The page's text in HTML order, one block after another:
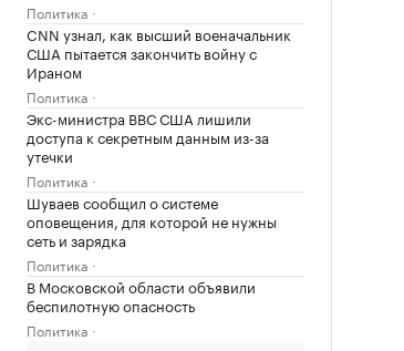
Политика
CNN узнал, как высший военачальник
США пытается закончить войну с
Ираном
Политика
Экс-министра ВВС США лишили
доступа к секретным данным из-за
утечки
Политика
Шуваев сообщил о системе
оповещения, для которой не нужны
сеть и зарядка
Политика
В Московской области объявили
беспилотную опасность
Политика